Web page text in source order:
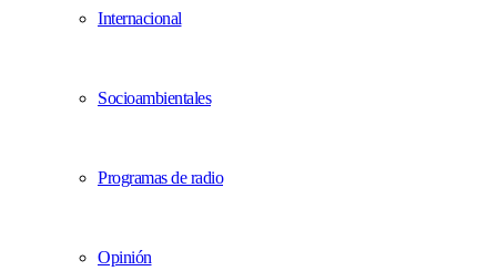
Internacional
Socioambientales
Programas de radio
Opinión